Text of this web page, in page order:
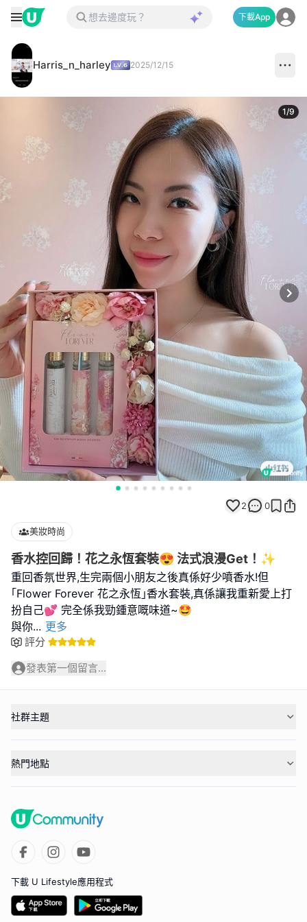
下載App
Harris_n_harley 2025/12/15
1/9
2 0
美妝時尚
香水控回歸！花之永恆套裝😍 法式浪漫Get！✨
重回香氛世界,生完兩個小朋友之後真係好少噴香水!但
｢Flower Forever 花之永恆｣香水套裝,真係讓我重新愛上打
扮自己💕 完全係我勁鍾意嘅味道~🤩
與你... 更多
評分
發表第一個留言...
社群主題
熱門地點
下載 U Lifestyle應用程式